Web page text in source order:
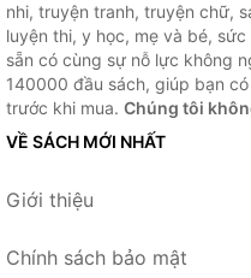
nhi, truyện tranh, truyện chữ,
luyện thi, y học, mẹ và bé,
sẵn có cùng sự nỗ lực không
140000 đầu sách, giúp bạn
trước khi mua. Chúng tôi
VỀ SÁCH MỚI NHẤT
Giới thiệu
Chính sách bảo mật